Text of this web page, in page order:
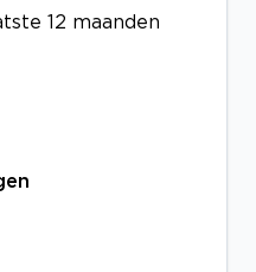
12 maanden